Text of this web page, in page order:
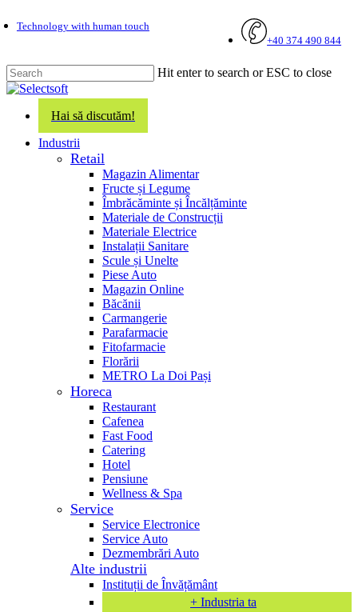
content
Technology with human touch
+40 374 490 844
Hit enter to search or ESC to close
Close
Search
Hai să discutăm!
search
Menu Industrii
Retail
Magazin Alimentar
Fructe și Legume
Îmbrăcăminte și Încălțăminte
Materiale de Construcții
Materiale Electrice
Instalații Sanitare
Scule și Unelte
Piese Auto
Magazin Online
Băcănii
Carmangerie
Parafarmacie
Fitofarmacie
Florării
METRO La Doi Pași
Horeca
Restaurant
Cafenea
Fast Food
Catering
Hotel
Pensiune
Wellness & Spa
Service
Service Electronice
Service Auto
Dezmembrări Auto
Alte industrii
Instituții de Învățământ
+ Industria ta